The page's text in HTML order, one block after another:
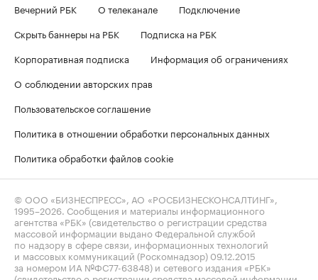
Вечерний РБК
О телеканале
Подключение
Скрыть баннеры на РБК
Подписка на РБК
Корпоративная подписка
Информация об ограничениях
О соблюдении авторских прав
Пользовательское соглашение
Политика в отношении обработки персональных данных
Политика обработки файлов cookie
© ООО «БИЗНЕСПРЕСС», АО «РОСБИЗНЕСКОНСАЛТИНГ»,
1995–2026 . Сообщения и материалы информационного
агентства «РБК» (свидетельство о регистрации средства
массовой информации выдано Федеральной службой
по надзору в сфере связи, информационных технологий
и массовых коммуникаций (Роскомнадзор) 09.12.2015
за номером ИА №ФС77-63848) и сетевого издания «РБК»